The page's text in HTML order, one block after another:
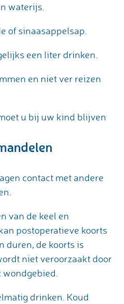
waterijs.
of sinaasappelsap.
een liter drinken.
en niet ver reizen
u bij uw kind blijven
contact met andere
van de keel en
postoperatieve koorts
duren, de koorts is
niet veroorzaakt door
wondgebied.
drinken. Koud